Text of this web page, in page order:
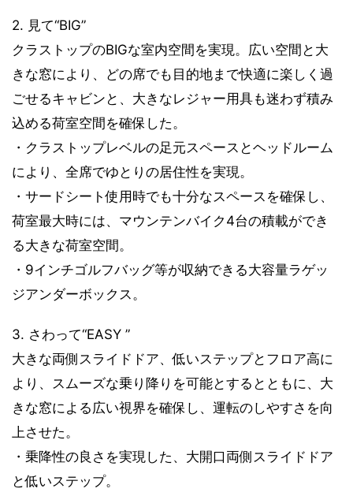
2. 見て“BIG”
クラストップのBIGな室内空間を実現。広い空間と大
きな窓により、どの席でも目的地まで快適に楽しく過
ごせるキャビンと、大きなレジャー用具も迷わず積み
込める荷室空間を確保した。
・クラストップレベルの足元スペースとヘッドルーム
により、全席でゆとりの居住性を実現。
・サードシート使用時でも十分なスペースを確保し、
荷室最大時には、マウンテンバイク4台の積載ができ
る大きな荷室空間。
・9インチゴルフバッグ等が収納できる大容量ラゲッ
ジアンダーボックス。
3. さわって“EASY ”
大きな両側スライドドア、低いステップとフロア高に
より、スムーズな乗り降りを可能とするとともに、大
きな窓による広い視界を確保し、運転のしやすさを向
上させた。
・乗降性の良さを実現した、大開口両側スライドドア
と低いステップ。